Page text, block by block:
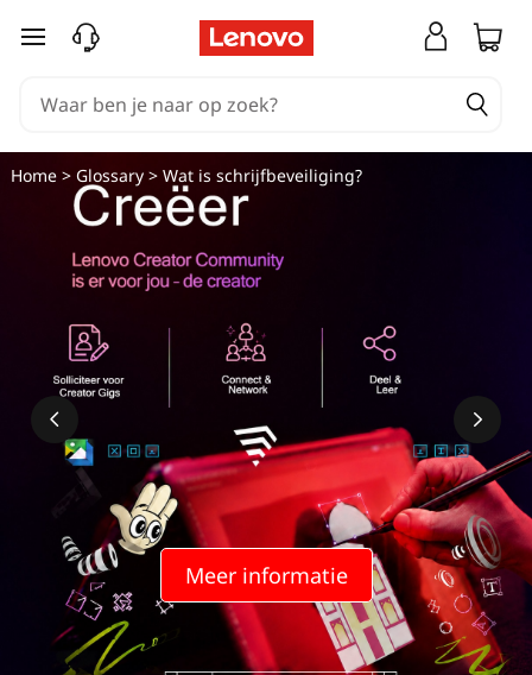
Ga naar de hoofdinhoud
Meer informatie
Home> Glossary> Wat is schrijfbeveiliging?